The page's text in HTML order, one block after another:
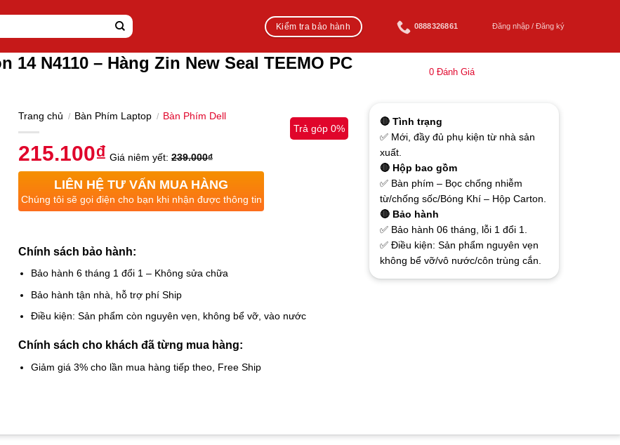
Kiểm tra bảo hành 0888326861 Đăng nhập / Đăng ký
N4110 – Hàng Zin New Seal TEEMO PC
0 Đánh Giá
Trang chủ / Bàn Phím Laptop / Bàn Phím Dell
215.100₫ Giá niêm yết: 239.000₫
Trả góp 0%
LIÊN HỆ TƯ VẤN MUA HÀNG
Chúng tôi sẽ gọi điện cho bạn khi nhận được thông tin
Chính sách bảo hành:
Bảo hành 6 tháng 1 đổi 1 – Không sửa chữa
Bảo hành tận nhà, hỗ trợ phí Ship
Điều kiện: Sản phẩm còn nguyên vẹn, không bể vỡ, vào nước
Chính sách cho khách đã từng mua hàng:
Giảm giá 3% cho lần mua hàng tiếp theo, Free Ship
🔴 Tình trạng
✅ Mới, đầy đủ phụ kiện từ nhà sản
xuất.
🔴 Hộp bao gồm
✅ Bàn phím – Bọc chống nhiễm
từ/chống sốc/Bóng Khí – Hộp Carton.
🔴 Bảo hành
✅ Bảo hành 06 tháng, lỗi 1 đổi 1.
✅ Điều kiện: Sản phẩm nguyên vẹn
không bể vỡ/vô nước/côn trùng cắn.